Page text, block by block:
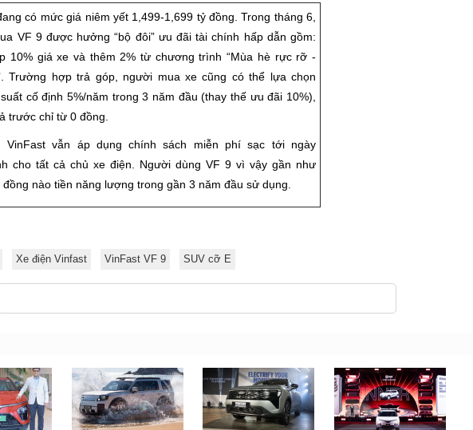
có mức giá niêm yết 1,499-1,699 tỷ đồng. Trong tháng 6,
VF 9 được hưởng “bộ đôi” ưu đãi tài chính hấp dẫn gồm:
10% giá xe và thêm 2% từ chương trình “Mùa hè rực rỡ -
Trường hợp trả góp, người mua xe cũng có thể lựa chọn
cố định 5%/năm trong 3 năm đầu (thay thế ưu đãi 10%),
trước chỉ từ 0 đồng.
VinFast vẫn áp dụng chính sách miễn phí sạc tới ngày
cho tất cả chủ xe điện. Người dùng VF 9 vì vậy gần như
đồng nào tiền năng lượng trong gần 3 năm đầu sử dụng.
Xe điện Vinfast VinFast VF 9 SUV cỡ E